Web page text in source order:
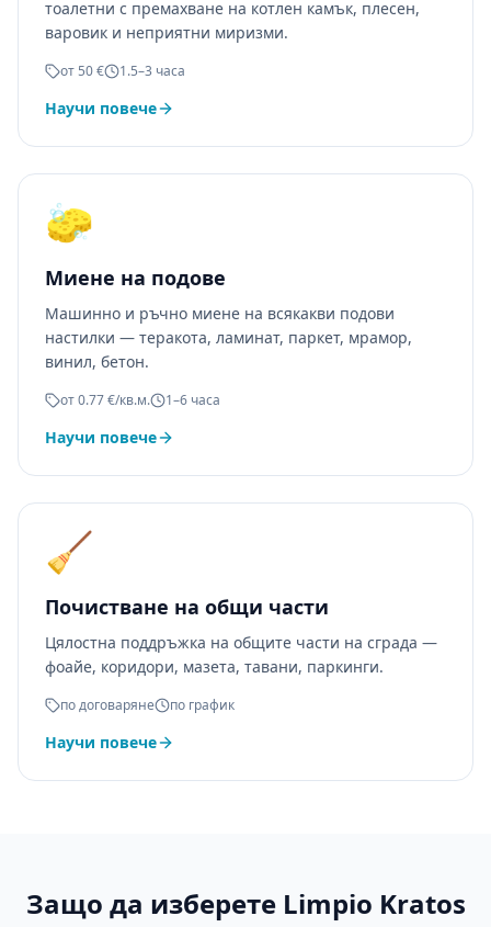
тоалетни с премахване на котлен камък, плесен,
варовик и неприятни миризми.
от 50 € 1.5–3 часа
Научи повече
🧽
Миене на подове
Машинно и ръчно миене на всякакви подови
настилки — теракота, ламинат, паркет, мрамор,
винил, бетон.
от 0.77 €/кв.м. 1–6 часа
Научи повече
🧹
Почистване на общи части
Цялостна поддръжка на общите части на сграда —
фоайе, коридори, мазета, тавани, паркинги.
по договаряне по график
Научи повече
Защо да изберете Limpio Kratos